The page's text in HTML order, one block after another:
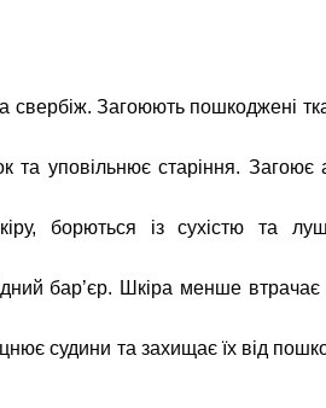
свербіж. Загоюють пошкоджені
та уповільнює старіння. Загоює
борються із сухістю та
бар’єр. Шкіра менше втрачає
судини та захищає їх від